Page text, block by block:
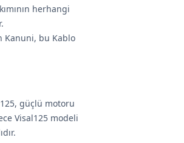
herhangi
Kanuni, bu Kablo
güçlü motoru
Visal125 modeli